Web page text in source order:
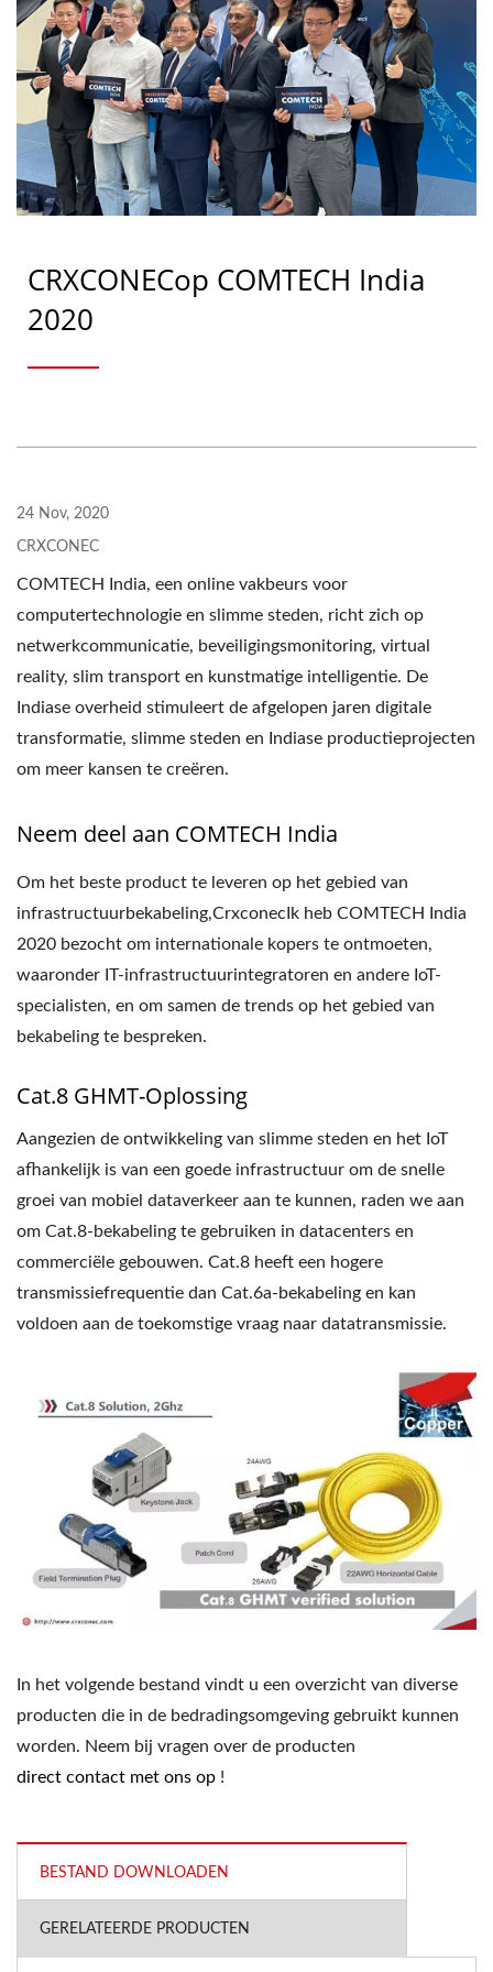
CRXCONECop COMTECH India
2020
24 Nov, 2020
CRXCONEC
COMTECH India, een online vakbeurs voor
computertechnologie en slimme steden, richt zich op
netwerkcommunicatie, beveiligingsmonitoring, virtual
reality, slim transport en kunstmatige intelligentie. De
Indiase overheid stimuleert de afgelopen jaren digitale
transformatie, slimme steden en Indiase productieprojecten
om meer kansen te creëren.
Neem deel aan COMTECH India
Om het beste product te leveren op het gebied van
infrastructuurbekabeling,CrxconecIk heb COMTECH India
2020 bezocht om internationale kopers te ontmoeten,
waaronder IT-infrastructuurintegratoren en andere IoT-
specialisten, en om samen de trends op het gebied van
bekabeling te bespreken.
Cat.8 GHMT-Oplossing
Aangezien de ontwikkeling van slimme steden en het IoT
afhankelijk is van een goede infrastructuur om de snelle
groei van mobiel dataverkeer aan te kunnen, raden we aan
om Cat.8-bekabeling te gebruiken in datacenters en
commerciële gebouwen. Cat.8 heeft een hogere
transmissiefrequentie dan Cat.6a-bekabeling en kan
voldoen aan de toekomstige vraag naar datatransmissie.
In het volgende bestand vindt u een overzicht van diverse
producten die in de bedradingsomgeving gebruikt kunnen
worden. Neem bij vragen over de producten
direct contact met ons op !
BESTAND DOWNLOADEN
GERELATEERDE PRODUCTEN